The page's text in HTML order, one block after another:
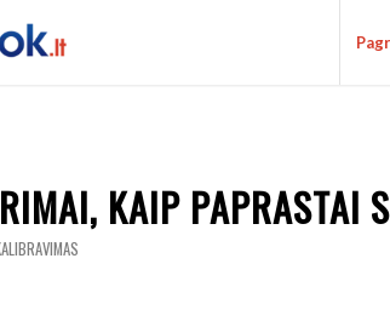
KAIP PAPRASTAI